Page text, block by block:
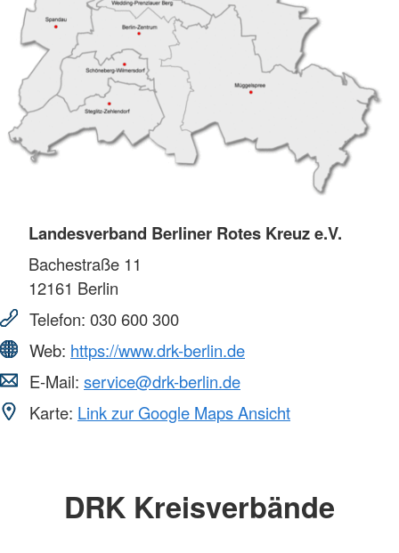
Landesverband Berliner Rotes Kreuz e.V.
Bachestraße 11
12161 Berlin
Telefon: 030 600 300
Web: https://www.drk-berlin.de
E-Mail: service@drk-berlin.de
Karte: Link zur Google Maps Ansicht
DRK Kreisverbände